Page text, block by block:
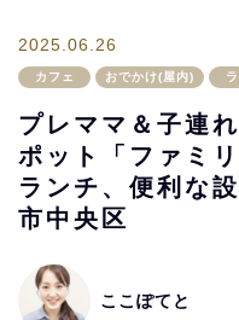
2025.06.26
カフェ おでかけ(屋内)
プレママ＆子連
ポット「ファミ
ランチ、便利な
市中央区
ここぽてと